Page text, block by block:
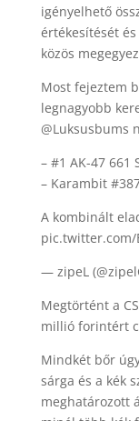
igényelhető
értékesítését
közös
Most fejeztem
legnagyobb
@Luksusbums
– #1 AK-47 661
– Karambit
A kombinált
pic.twitter.com/
— zipeL
Megtörtént a
millió forintért
Mindkét bőr
sárga és a kék
meghatározott